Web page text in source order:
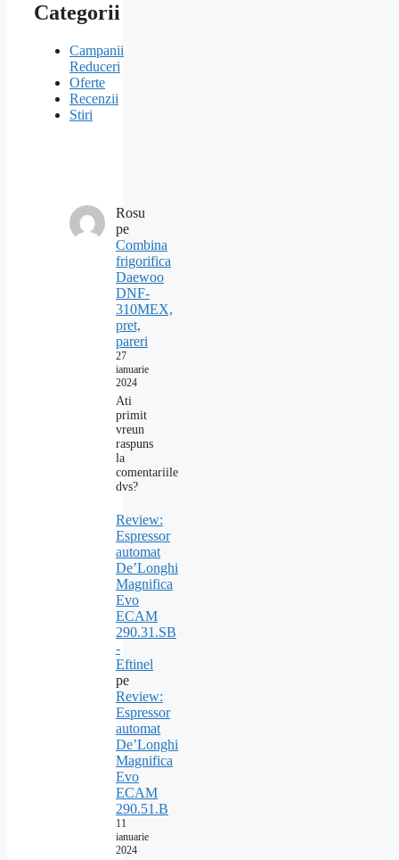
Categorii
Campanii
Reduceri
Oferte
Recenzii
Stiri
Rosu
pe
Combina
frigorifica
Daewoo
DNF-
310MEX,
pret,
pareri
27
ianuarie
2024
Ati
primit
vreun
raspuns
la
comentariile
dvs?
Review:
Espressor
automat
De’Longhi
Magnifica
Evo
ECAM
290.31.SB
-
Eftinel
pe
Review:
Espressor
automat
De’Longhi
Magnifica
Evo
ECAM
290.51.B
11
ianuarie
2024